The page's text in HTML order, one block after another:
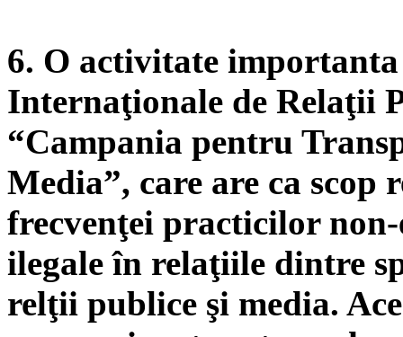
6. O activitate
Internaţionale de Relaţii
“Campania pentru
Media”, care are ca scop
frecvenţei practicilor non-
ilegale în relaţiile dintre
relţii publice şi media.